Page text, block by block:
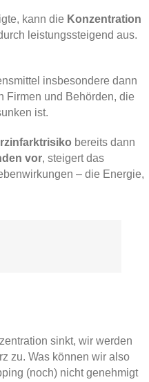
kann die Konzentration
leistungssteigend aus.
insbesondere dann
Firmen und Behörden, die
ist.
bereits dann
vor, steigert das
– die Energie,
sinkt, wir werden
zu. Was können wir also
(noch) nicht genehmigt